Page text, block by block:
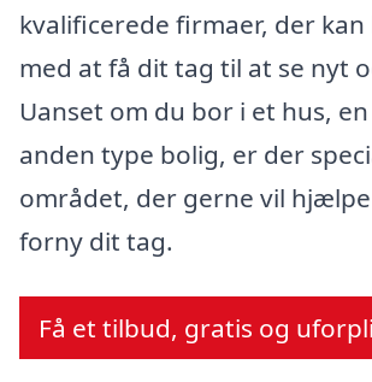
kvalificerede firmaer, der
med at få dit tag til at se nyt
Uanset om du bor i et hus,
anden type bolig, er der
området, der gerne vil
forny dit tag.
Få et tilbud, gratis og